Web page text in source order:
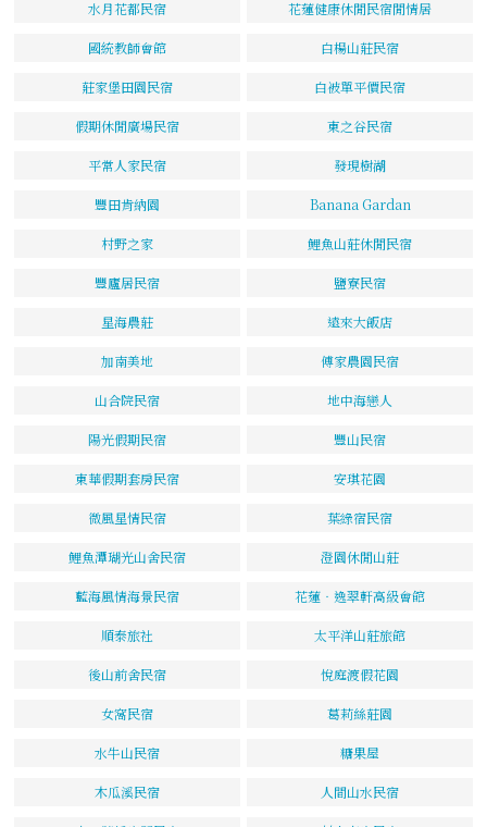
水月花都民宿 花蓮健康休閒民宿閒情居
國統教師會館 白楊山莊民宿
莊家堡田園民宿 白被單平價民宿
假期休閒廣場民宿 東之谷民宿
平常人家民宿 發現樹湖
豐田肯納園 Banana Gardan
村野之家 鯉魚山莊休閒民宿
豐廬居民宿 鹽寮民宿
星海農莊 遠來大飯店
加南美地 傅家農園民宿
山合院民宿 地中海戀人
陽光假期民宿 豐山民宿
東華假期套房民宿 安琪花園
微風星情民宿 葉綠宿民宿
鯉魚潭瑚光山舍民宿 澄園休閒山莊
藍海風情海景民宿 花蓮‧逸翠軒高級會館
順泰旅社 太平洋山莊旅館
後山前舍民宿 悅庭渡假花園
女窩民宿 葛莉絲莊園
水牛山民宿 糖果屋
木瓜溪民宿 人間山水民宿